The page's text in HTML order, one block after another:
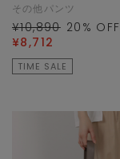
その他パンツ
¥10,890 20 % OFF
¥8,712
TIME SALE